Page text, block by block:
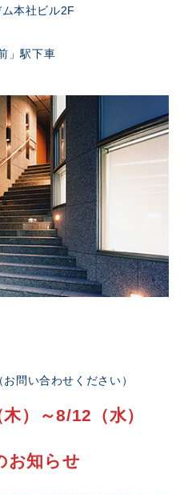
本社ビル2F
」駅下車
問い合わせください）
）～8/12（水）
お知らせ